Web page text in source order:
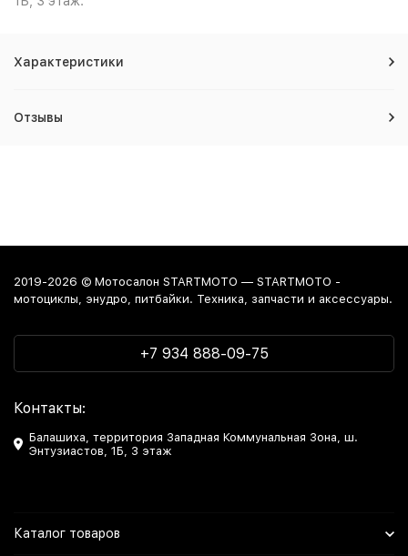
Характеристики
Отзывы
2019-2026 © Мотосалон STARTMOTO — STARTMOTO -
мотоциклы, энудро, питбайки. Техника, запчасти и аксессуары.
+7 934 888-09-75
Контакты:
Балашиха, территория Западная Коммунальная Зона, ш.
Энтузиастов, 1Б, 3 этаж
Каталог товаров